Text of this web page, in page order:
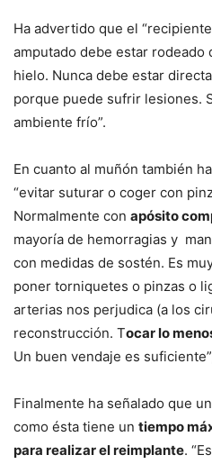
Ha advertido que el
amputado debe estar rodeado
hielo. Nunca debe estar
porque puede sufrir lesiones.
ambiente frío”.
En cuanto al muñón también
“evitar suturar o coger con
Normalmente con apósito
mayoría de hemorragias y
con medidas de sostén. Es
poner torniquetes o pinzas o
arterias nos perjudica (a los
reconstrucción. Tocar lo
Un buen vendaje es
Finalmente ha señalado que
como ésta tiene un tiempo
para realizar el reimplante.